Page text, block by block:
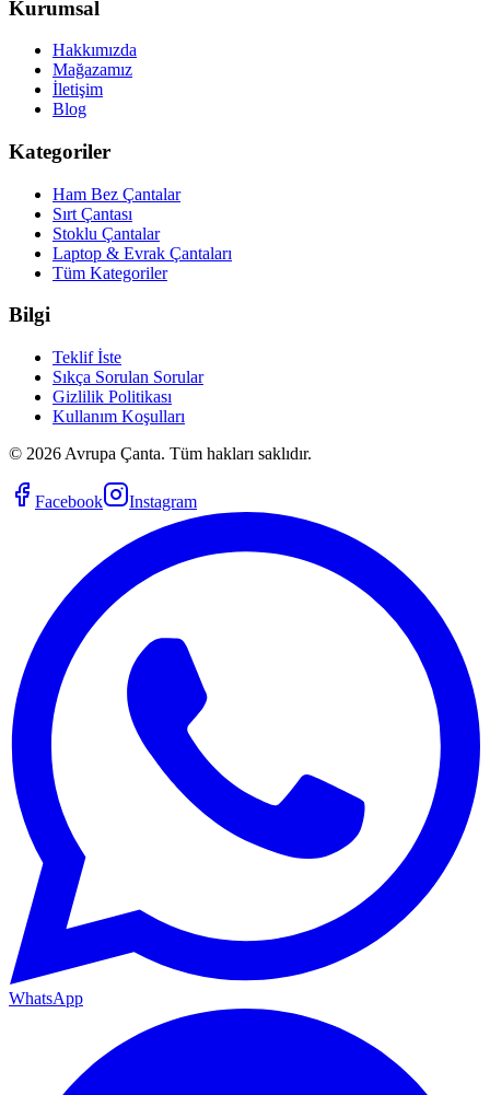
Kurumsal
Hakkımızda
Mağazamız
İletişim
Blog
Kategoriler
Ham Bez Çantalar
Sırt Çantası
Stoklu Çantalar
Laptop & Evrak Çantaları
Tüm Kategoriler
Bilgi
Teklif İste
Sıkça Sorulan Sorular
Gizlilik Politikası
Kullanım Koşulları
© 2026 Avrupa Çanta. Tüm hakları saklıdır.
Facebook Instagram
WhatsApp